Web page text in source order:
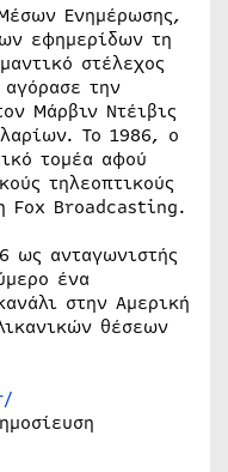
Ενημέρωσης,
εφημερίδων τη
στέλεχος
την
Μάρβιν Ντέιβις
Το 1986, ο
τομέα αφού
τηλεοπτικούς
Fox Broadcasting.
ως ανταγωνιστής
ένα
στην Αμερική
θέσεων